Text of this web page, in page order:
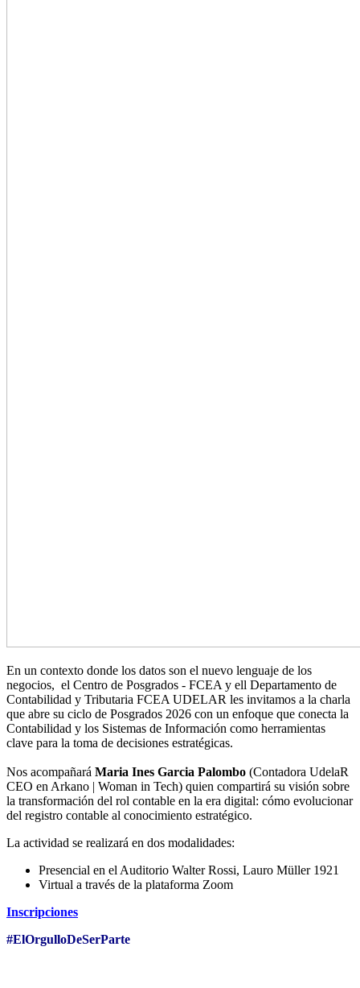
En un contexto donde los datos son el nuevo lenguaje de los
negocios, el Centro de Posgrados - FCEA y ell Departamento de
Contabilidad y Tributaria FCEA UDELAR les invitamos a la charla
que abre su ciclo de Posgrados 2026 con un enfoque que conecta la
Contabilidad y los Sistemas de Información como herramientas
clave para la toma de decisiones estratégicas.
Nos acompañará Maria Ines Garcia Palombo (Contadora UdelaR
CEO en Arkano | Woman in Tech) quien compartirá su visión sobre
la transformación del rol contable en la era digital: cómo evolucionar
del registro contable al conocimiento estratégico.
La actividad se realizará en dos modalidades:
Presencial en el Auditorio Walter Rossi, Lauro Müller 1921
Virtual a través de la plataforma Zoom
Inscripciones
#ElOrgulloDeSerParte